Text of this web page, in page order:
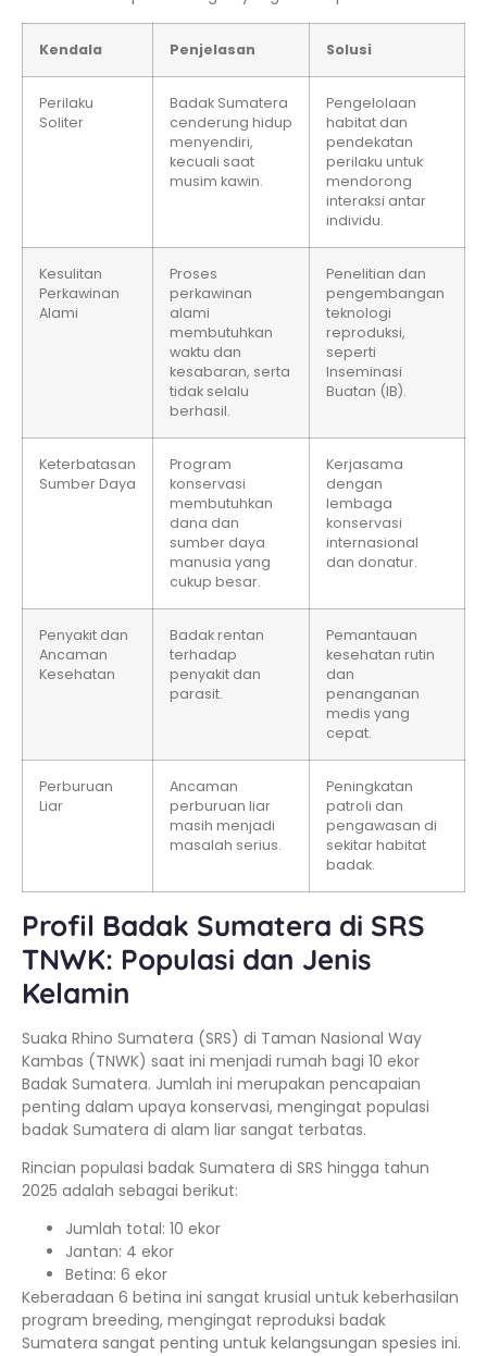
Kendala Penjelasan Solusi
Perilaku
Soliter
Badak Sumatera
cenderung hidup
menyendiri,
kecuali saat
musim kawin.
Pengelolaan
habitat dan
pendekatan
perilaku untuk
mendorong
interaksi antar
individu.
Kesulitan
Perkawinan
Alami
Proses
perkawinan
alami
membutuhkan
waktu dan
kesabaran, serta
tidak selalu
berhasil.
Penelitian dan
pengembangan
teknologi
reproduksi,
seperti
Inseminasi
Buatan (IB).
Keterbatasan
Sumber Daya
Program
konservasi
membutuhkan
dana dan
sumber daya
manusia yang
cukup besar.
Kerjasama
dengan
lembaga
konservasi
internasional
dan donatur.
Penyakit dan
Ancaman
Kesehatan
Badak rentan
terhadap
penyakit dan
parasit.
Pemantauan
kesehatan rutin
dan
penanganan
medis yang
cepat.
Perburuan
Liar
Ancaman
perburuan liar
masih menjadi
masalah serius.
Peningkatan
patroli dan
pengawasan di
sekitar habitat
badak.
Profil Badak Sumatera di SRS
TNWK: Populasi dan Jenis
Kelamin
Suaka Rhino Sumatera (SRS) di Taman Nasional Way
Kambas (TNWK) saat ini menjadi rumah bagi 10 ekor
Badak Sumatera. Jumlah ini merupakan pencapaian
penting dalam upaya konservasi, mengingat populasi
badak Sumatera di alam liar sangat terbatas.
Rincian populasi badak Sumatera di SRS hingga tahun
2025 adalah sebagai berikut:
Jumlah total: 10 ekor
Jantan: 4 ekor
Betina: 6 ekor
Keberadaan 6 betina ini sangat krusial untuk keberhasilan
program breeding, mengingat reproduksi badak
Sumatera sangat penting untuk kelangsungan spesies ini.